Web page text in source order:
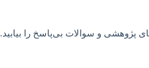
پژوهشی و سوالات بی‌پاسخ را بیابید.